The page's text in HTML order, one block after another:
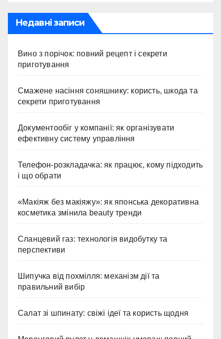
Недавні записи
Вино з порічок: повний рецепт і секрети
приготування
Смажене насіння соняшнику: користь, шкода та
секрети приготування
Документообіг у компанії: як організувати
ефективну систему управління
Телефон-розкладачка: як працює, кому підходить
і що обрати
«Макіяж без макіяжу»: як японська декоративна
косметика змінила beauty тренди
Сланцевий газ: технологія видобутку та
перспективи
Шипучка від похмілля: механізм дії та
правильний вибір
Салат зі шпинату: свіжі ідеї та користь щодня